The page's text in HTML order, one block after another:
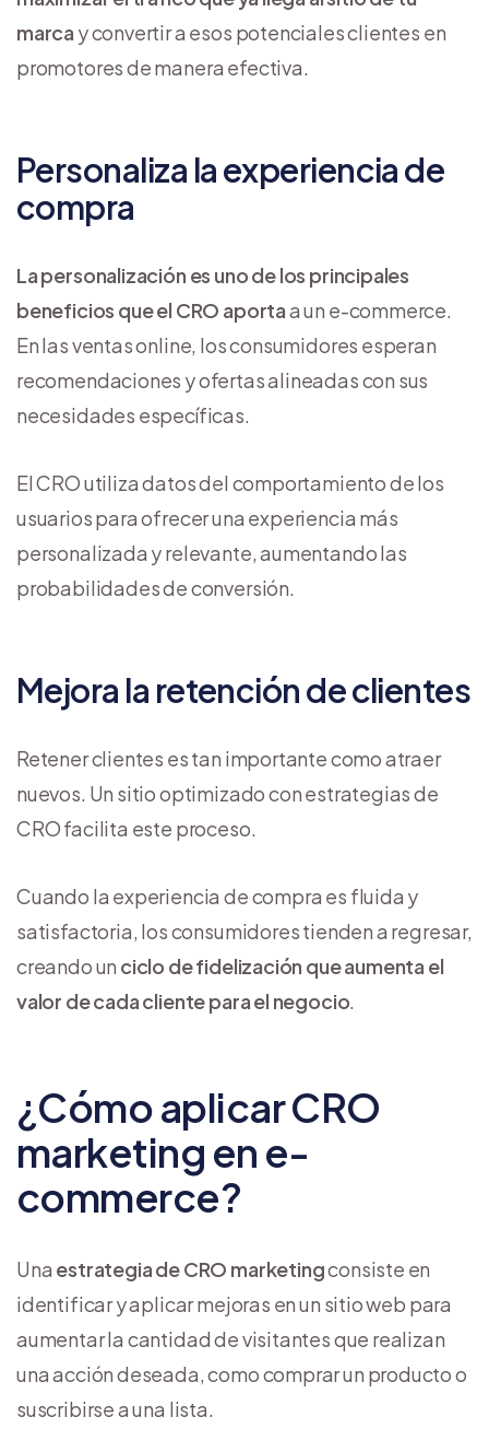
marca y convertir a esos potenciales clientes en
promotores de manera efectiva.
Personaliza la experiencia de
compra
La personalización es uno de los principales
beneficios que el CRO aportaa un e-commerce.
En las ventas online, los consumidores esperan
recomendaciones y ofertas alineadas con sus
necesidades específicas.
El CRO utiliza datos del comportamiento de los
usuarios para ofrecer una experiencia más
personalizada y relevante, aumentando las
probabilidades de conversión.
Mejora la retención de clientes
Retener clientes es tan importante como atraer
nuevos. Un sitio optimizado con estrategias de
CRO facilita este proceso.
Cuando la experiencia de compra es fluida y
satisfactoria, los consumidores tienden a regresar,
creando un ciclo de fidelización que aumenta el
valor de cada cliente para el negocio
¿Cómo aplicar CRO
marketing en e-
commerce?
Una estrategia de CRO marketingconsiste en
identificar y aplicar mejoras en un sitio web para
aumentar la cantidad de visitantes que realizan
una acción deseada, como comprar un producto o
suscribirse a una lista.